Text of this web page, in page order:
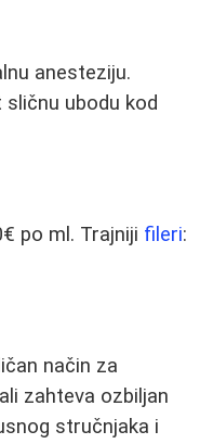
anesteziju.
ubodu kod
po ml. Trajniji fileri:
način za
zahteva ozbiljan
stručnjaka i